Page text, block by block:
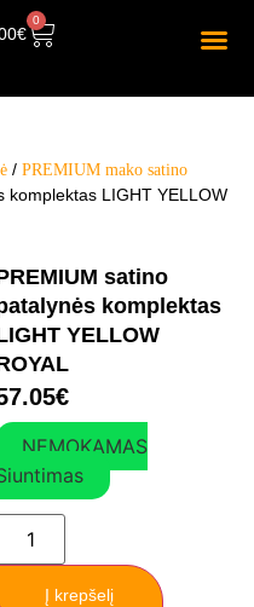
€
0
/ PREMIUM mako satino
komplektas LIGHT YELLOW
satino
komplektas
YELLOW
€
NEMOKAMAS
Į krepšelį